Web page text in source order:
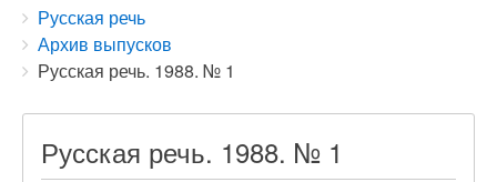
Breadcrumbs
You
are
here:
Русская речь
Архив выпусков
Русская речь. 1988. № 1
Русская речь. 1988. № 1